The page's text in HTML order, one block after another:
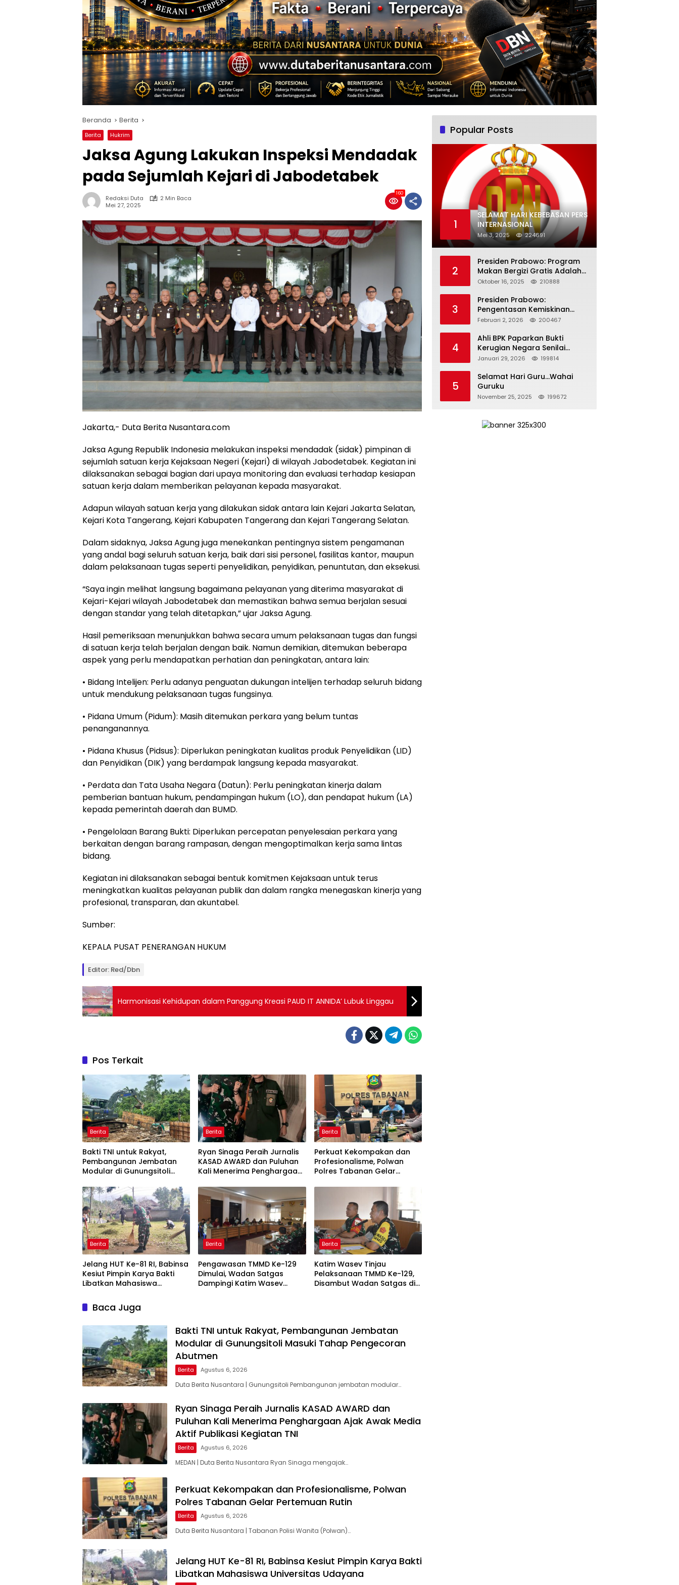
Beranda Berita
Berita Hukrim
Jaksa Agung Lakukan Inspeksi Mendadak
pada Sejumlah Kejari di Jabodetabek
Redaksi Duta
2 Min Baca
Mei 27, 2025
160
Jakarta,- Duta Berita Nusantara.com
Jaksa Agung Republik Indonesia melakukan inspeksi mendadak (sidak) pimpinan di
sejumlah satuan kerja Kejaksaan Negeri (Kejari) di wilayah Jabodetabek. Kegiatan ini
dilaksanakan sebagai bagian dari upaya monitoring dan evaluasi terhadap kesiapan
satuan kerja dalam memberikan pelayanan kepada masyarakat.
Adapun wilayah satuan kerja yang dilakukan sidak antara lain Kejari Jakarta Selatan,
Kejari Kota Tangerang, Kejari Kabupaten Tangerang dan Kejari Tangerang Selatan.
Dalam sidaknya, Jaksa Agung juga menekankan pentingnya sistem pengamanan
yang andal bagi seluruh satuan kerja, baik dari sisi personel, fasilitas kantor, maupun
dalam pelaksanaan tugas seperti penyelidikan, penyidikan, penuntutan, dan eksekusi.
“Saya ingin melihat langsung bagaimana pelayanan yang diterima masyarakat di
Kejari-Kejari wilayah Jabodetabek dan memastikan bahwa semua berjalan sesuai
dengan standar yang telah ditetapkan,” ujar Jaksa Agung.
Hasil pemeriksaan menunjukkan bahwa secara umum pelaksanaan tugas dan fungsi
di satuan kerja telah berjalan dengan baik. Namun demikian, ditemukan beberapa
aspek yang perlu mendapatkan perhatian dan peningkatan, antara lain:
• Bidang Intelijen: Perlu adanya penguatan dukungan intelijen terhadap seluruh bidang
untuk mendukung pelaksanaan tugas fungsinya.
• Pidana Umum (Pidum): Masih ditemukan perkara yang belum tuntas
penanganannya.
• Pidana Khusus (Pidsus): Diperlukan peningkatan kualitas produk Penyelidikan (LID)
dan Penyidikan (DIK) yang berdampak langsung kepada masyarakat.
• Perdata dan Tata Usaha Negara (Datun): Perlu peningkatan kinerja dalam
pemberian bantuan hukum, pendampingan hukum (LO), dan pendapat hukum (LA)
kepada pemerintah daerah dan BUMD.
• Pengelolaan Barang Bukti: Diperlukan percepatan penyelesaian perkara yang
berkaitan dengan barang rampasan, dengan mengoptimalkan kerja sama lintas
bidang.
Kegiatan ini dilaksanakan sebagai bentuk komitmen Kejaksaan untuk terus
meningkatkan kualitas pelayanan publik dan dalam rangka menegaskan kinerja yang
profesional, transparan, dan akuntabel.
Sumber:
KEPALA PUSAT PENERANGAN HUKUM
Editor: Red/Dbn
Harmonisasi Kehidupan dalam Panggung Kreasi PAUD IT ANNIDA’ Lubuk Linggau
Pos Terkait
Berita
Bakti TNI untuk Rakyat,
Pembangunan Jembatan
Modular di Gunungsitoli
Abutmen
Berita
Ryan Sinaga Peraih Jurnalis
KASAD AWARD dan Puluhan
Kali Menerima Penghargaan
Publikasi Kegiatan TNI
Berita
Perkuat Kekompakan dan
Profesionalisme, Polwan
Polres Tabanan Gelar
Berita
Jelang HUT Ke-81 RI, Babinsa
Kesiut Pimpin Karya Bakti
Libatkan Mahasiswa
Berita
Pengawasan TMMD Ke-129
Dimulai, Wadan Satgas
Dampingi Katim Wasev
Berita
Katim Wasev Tinjau
Pelaksanaan TMMD Ke-129,
Disambut Wadan Satgas di
Baca Juga
Bakti TNI untuk Rakyat, Pembangunan Jembatan
Modular di Gunungsitoli Masuki Tahap Pengecoran
Abutmen
Berita Agustus 6, 2026
Duta Berita Nusantara | Gunungsitoli Pembangunan jembatan modular…
Ryan Sinaga Peraih Jurnalis KASAD AWARD dan
Puluhan Kali Menerima Penghargaan Ajak Awak Media
Aktif Publikasi Kegiatan TNI
Berita Agustus 6, 2026
MEDAN | Duta Berita Nusantara Ryan Sinaga mengajak…
Perkuat Kekompakan dan Profesionalisme, Polwan
Polres Tabanan Gelar Pertemuan Rutin
Berita Agustus 6, 2026
Duta Berita Nusantara | Tabanan Polisi Wanita (Polwan)…
Jelang HUT Ke-81 RI, Babinsa Kesiut Pimpin Karya Bakti
Libatkan Mahasiswa Universitas Udayana
Popular Posts
1
SELAMAT HARI KEBEBASAN PERS
INTERNASIONAL
Mei 3, 2025 224691
2
Presiden Prabowo: Program
Makan Bergizi Gratis Adalah
Investasi untuk Masa Depan
Oktober 16, 2025 210888
3
Presiden Prabowo:
Pengentasan Kemiskinan
Butuh Persatuan dan
Bertanggung Jawab
Februari 2, 2026 200467
4
Ahli BPK Paparkan Bukti
Kerugian Negara Senilai
Rp285 Triliun dalam
Pertamina
Januari 29, 2026 199814
5
Selamat Hari Guru…Wahai
Guruku
November 25, 2025 199672